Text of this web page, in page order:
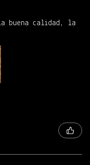
buena calidad, la